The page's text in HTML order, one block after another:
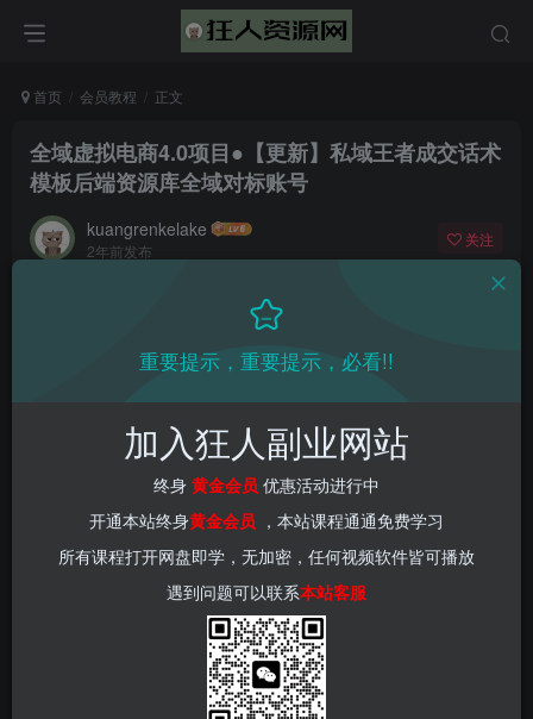
首页 会员教程 正文
全域虚拟电商4.0项目●【更新】私域王者成交话术
模板后端资源库全域对标账号
kuangrenkelake
2年前发布
关注
链接进入本站首页：
重要提示，重要提示，必看!!
加入狂人副业网站
终身 黄金会员 优惠活动进行中
开通本站终身黄金会员 ，本站课程通通免费学习
所有课程打开网盘即学，无加密，任何视频软件皆可播放
遇到问题可以联系本站客服